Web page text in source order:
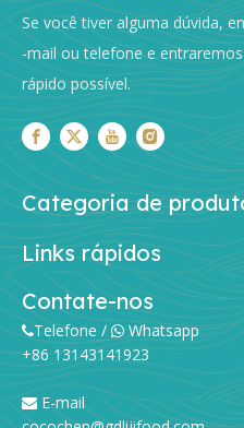
O macarrão com ovo
Se você tiver alguma dúvida,
-mail ou telefone e
rápido possível.
Categoria de
Links rápidos
Contate-nos
Telefone /Whatsapp
+86 13143141923
 E-mail